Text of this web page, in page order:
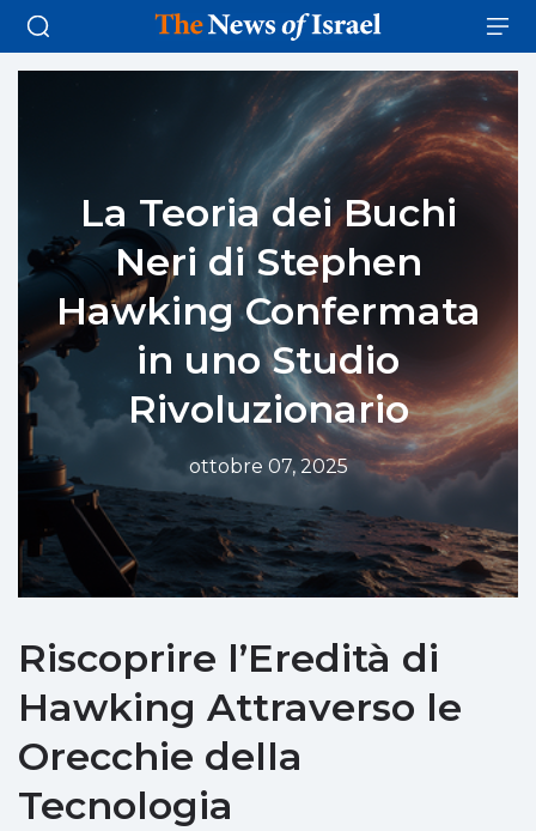
La Teoria dei Buchi
Neri di Stephen
Hawking Confermata
in uno Studio
Rivoluzionario
ottobre 07, 2025
Riscoprire l’Eredità di
Hawking Attraverso le
Orecchie della
Tecnologia